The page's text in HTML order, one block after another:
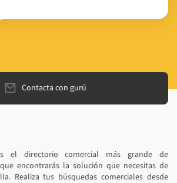
Contacta con gurú
el directorio comercial más grande de
encontrarás la solución que necesitas de
Realiza tus búsquedas comerciales desde